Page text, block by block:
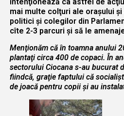
intenţionează ca astfel de
mai multe colţuri ale oraşului
politici şi colegilor din
cîte 2-3 parcuri şi să le
Menţionăm că în toamna anului
plantaţi circa 400 de copaci. În
sectorului Ciocana s-au bucurat
fiindcă, graţie faptului că
de joacă pentru copii şi au